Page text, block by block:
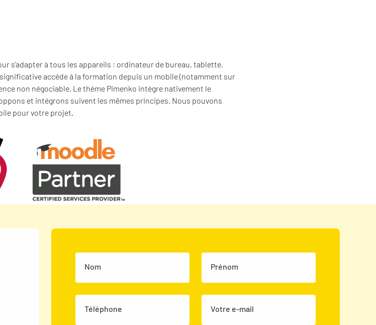
s’adapter à tous les appareils : ordinateur de bureau, tablette,
accède à la formation depuis un mobile (notamment sur
non négociable. Le thème Pimenko intègre nativement le
et intégrons suivent les mêmes principes. Nous pouvons
pour votre projet.
Nom Prénom
Téléphone Votre e-mail